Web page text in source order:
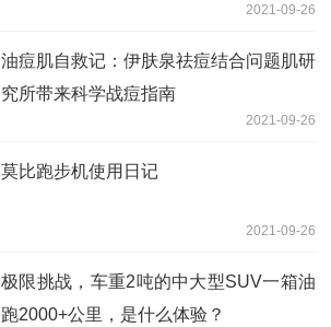
2021-09-26
油痘肌自救记：伊肤泉祛痘结合问题肌研
究所带来科学战痘指南
2021-09-26
莫比跑步机使用日记
2021-09-26
极限挑战，车重2吨的中大型SUV一箱油
跑2000+公里，是什么体验？